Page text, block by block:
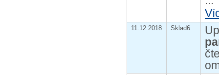
11.12.2018 Sklad6